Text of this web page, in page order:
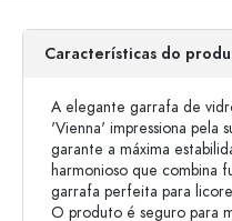
Características do
A elegante garrafa de
'Vienna' impressiona pela
garante a máxima
harmonioso que combina
garrafa perfeita para
O produto é seguro para